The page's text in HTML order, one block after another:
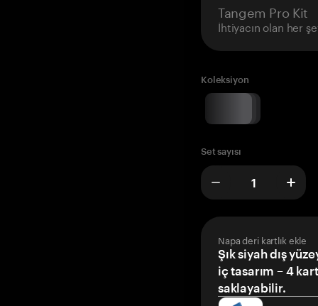
Tangem Pro Kit
İhtiyacın olan her
Koleksiyon
Set sayısı
Napa deri kartlık ekle
Şık siyah dış
iç tasarım – 4
saklayabilir.